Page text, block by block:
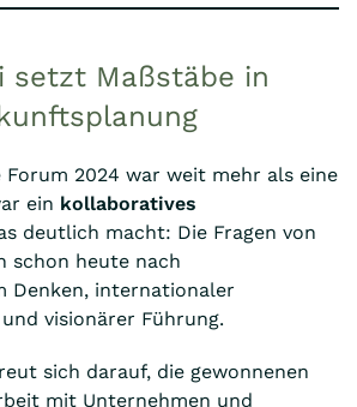
setzt Maßstäbe in
Forum 2024 war weit mehr als eine
ein kollaboratives
deutlich macht: Die Fragen von
schon heute nach
Denken, internationaler
visionärer Führung.
sich darauf, die gewonnenen
mit Unternehmen und